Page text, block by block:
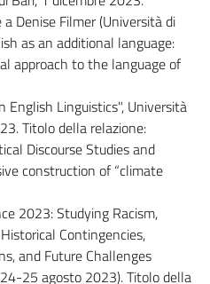
Denise Filmer (Università di
as an additional language:
approach to the language of
English Linguistics", Università
Titolo della relazione:
Discourse Studies and
construction of “climate
2023: Studying Racism,
Contingencies,
and Future Challenges
25 agosto 2023). Titolo della